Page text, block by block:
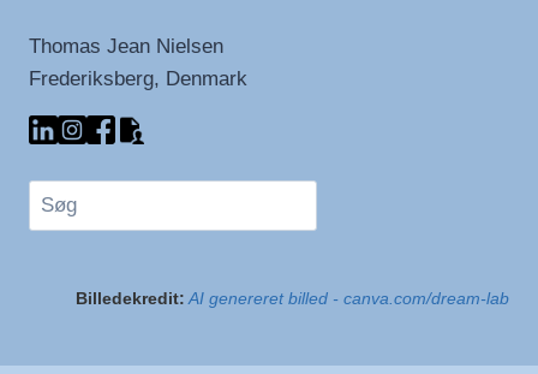
Thomas Jean Nielsen
Frederiksberg, Denmark
Søg
Billedekredit: AI genereret billed - canva.com/dream-lab